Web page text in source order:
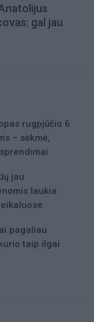
gal jau
rugpjūčio 6
– sėkmė,
jau
laukia
pagaliau
taip ilgai